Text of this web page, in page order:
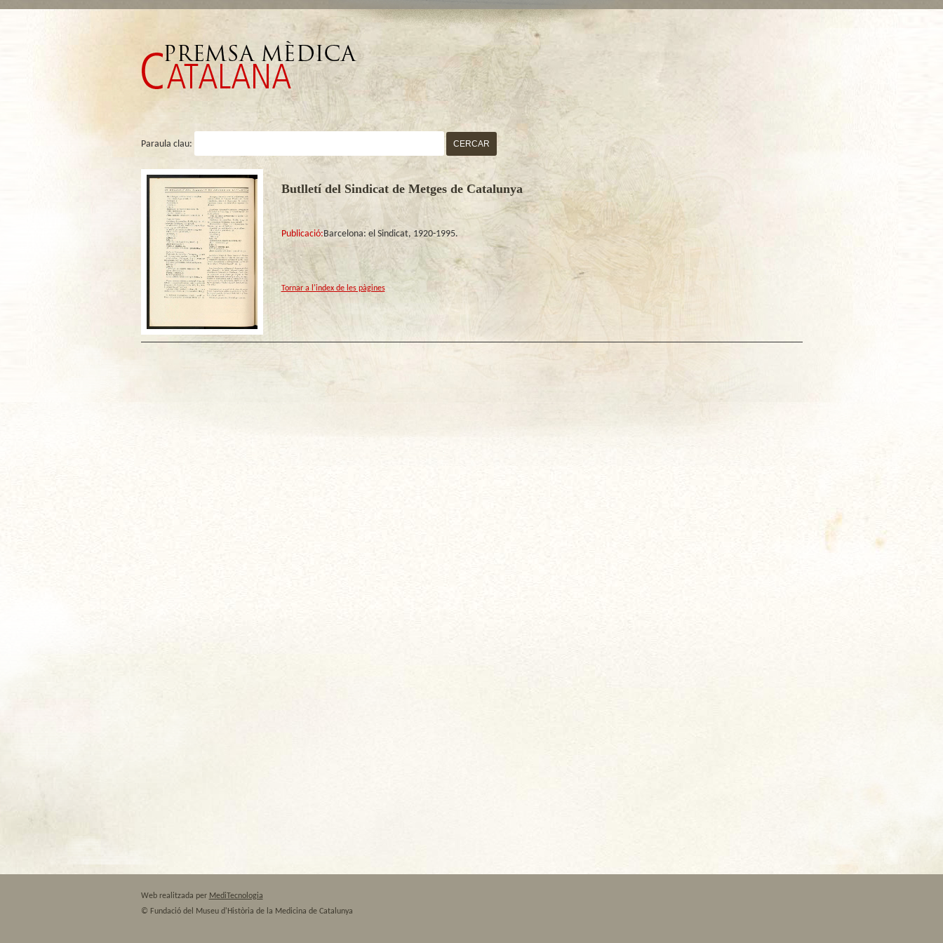
Paraula clau: CERCAR
Butlletí del Sindicat de Metges de Catalunya
Publicació:Barcelona: el Sindicat, 1920-1995.
Tornar a l'index de les pàgines
Web realitzada per MediTecnologia
© Fundació del Museu d'Història de la Medicina de Catalunya